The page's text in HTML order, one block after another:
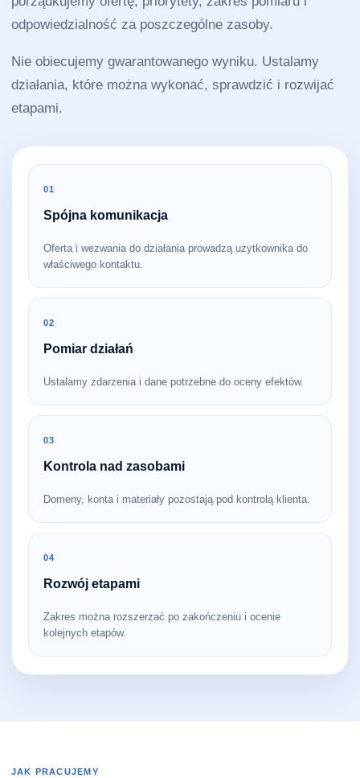
odpowiedzialność za poszczególne zasoby.
Nie obiecujemy gwarantowanego wyniku. Ustalamy
działania, które można wykonać, sprawdzić i rozwijać
etapami.
01
Spójna komunikacja
Oferta i wezwania do działania prowadzą użytkownika do
właściwego kontaktu.
02
Pomiar działań
Ustalamy zdarzenia i dane potrzebne do oceny efektów.
03
Kontrola nad zasobami
Domeny, konta i materiały pozostają pod kontrolą klienta.
04
Rozwój etapami
Zakres można rozszerzać po zakończeniu i ocenie
kolejnych etapów.
JAK PRACUJEMY